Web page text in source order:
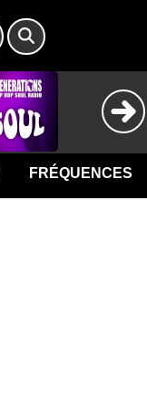
FRÉQUENCES